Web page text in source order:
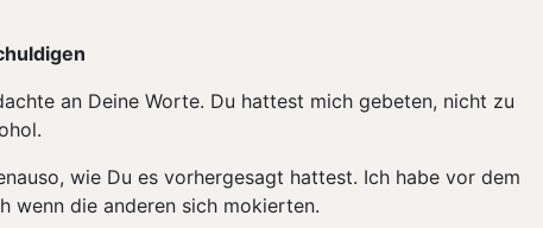
an Deine Worte. Du hattest mich gebeten, nicht zu
wie Du es vorhergesagt hattest. Ich habe vor dem
wenn die anderen sich mokierten.